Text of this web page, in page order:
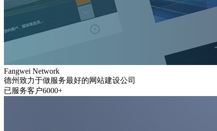
Fangwei Network
德州致力于做服务最好的网站建设公司
已服务客户6000+